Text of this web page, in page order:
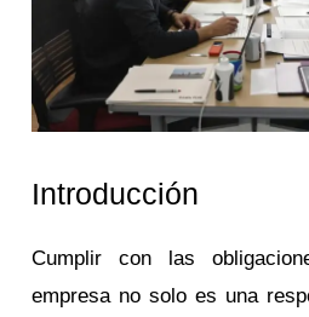
Introducción
Cumplir con las
empresa no solo es una